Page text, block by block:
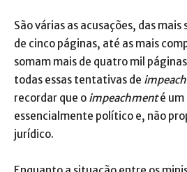
São várias as acusações, das
de cinco páginas, até as mais
somam mais de quatro mil
todas essas tentativas de
recordar que o impeachmenté um
essencialmente político e, não
jurídico.